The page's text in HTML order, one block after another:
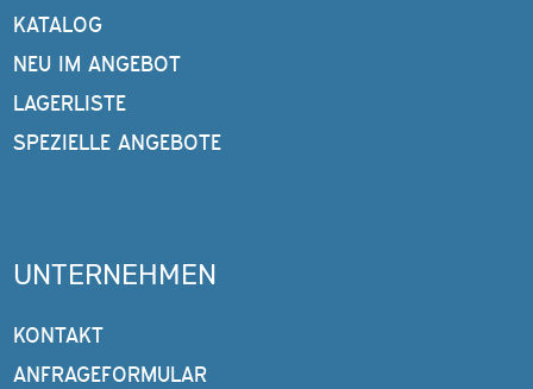
KATALOG
NEU IM ANGEBOT
LAGERLISTE
SPEZIELLE ANGEBOTE
UNTERNEHMEN
KONTAKT
ANFRAGEFORMULAR